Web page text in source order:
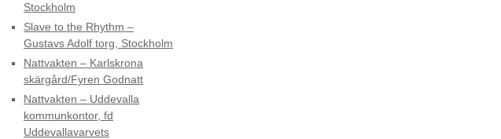
Stockholm
Slave to the Rhythm –
Gustavs Adolf torg, Stockholm
Nattvakten – Karlskrona
skärgård/Fyren Godnatt
Nattvakten – Uddevalla
kommunkontor, fd
Uddevallavarvets